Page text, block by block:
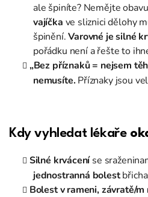
ale špiníte? Nemějte
vajíčka ve sliznici dělohy
špinění.Varovné je silné
pořádku není a řešte to
„Bez příznaků = nejsem
nemusíte. Příznaky jsou
Kdy vyhledat lékaře
Silné krváceníse
jednostranná bolest
Bolest v rameni, závratě/